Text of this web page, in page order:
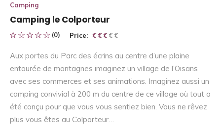
Camping
Camping le Colporteur
(0) Price: € € € € €
€ € €
Aux portes du Parc des écrins au centre d’une plaine
entourée de montagnes imaginez un village de l’Oisans
avec ses commerces et ses animations. Imaginez aussi un
camping convivial à 200 m du centre de ce village où tout a
été conçu pour que vous vous sentiez bien. Vous ne rêvez
plus vous êtes au Colporteur…